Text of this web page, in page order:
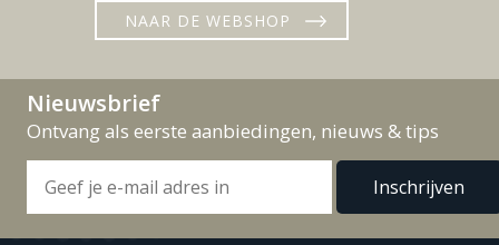
NAAR DE WEBSHOP
Nieuwsbrief
Ontvang als eerste aanbiedingen, nieuws & tips